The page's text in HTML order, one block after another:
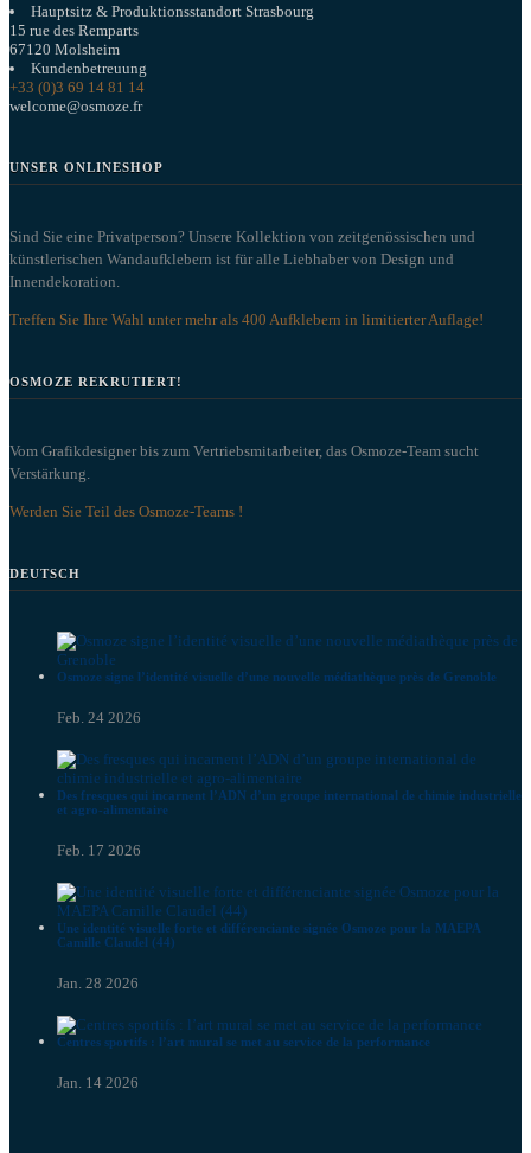
Hauptsitz & Produktionsstandort Strasbourg
15 rue des Remparts
67120 Molsheim
Kundenbetreuung
+33 (0)3 69 14 81 14
welcome@osmoze.fr
UNSER ONLINESHOP
Sind Sie eine Privatperson? Unsere Kollektion von zeitgenössischen und
künstlerischen Wandaufklebern ist für alle Liebhaber von Design und
Innendekoration.
Treffen Sie Ihre Wahl unter mehr als 400 Aufklebern in limitierter Auflage!
OSMOZE REKRUTIERT!
Vom Grafikdesigner bis zum Vertriebsmitarbeiter, das Osmoze-Team sucht
Verstärkung.
Werden Sie Teil des Osmoze-Teams !
DEUTSCH
Osmoze signe l’identité visuelle d’une nouvelle médiathèque près de Grenoble
Feb. 24 2026
Des fresques qui incarnent l’ADN d’un groupe international de chimie industrielle
et agro-alimentaire
Feb. 17 2026
Une identité visuelle forte et différenciante signée Osmoze pour la MAEPA
Camille Claudel (44)
Jan. 28 2026
Centres sportifs : l’art mural se met au service de la performance
Jan. 14 2026